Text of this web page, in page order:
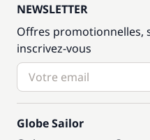
NEWSLETTER
Offres promotionnelles,
inscrivez-vous
Globe Sailor